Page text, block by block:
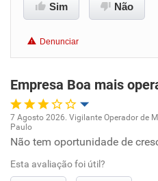
Não recomenda a
Sim Não
Denunciar
Empresa Boa mais
Oportunidade de promoção
Ambiente de trabalho
7 Agosto 2026. Vigilante Operador de
Paulo
Não tem oportunidade de
Esta avaliação foi útil?